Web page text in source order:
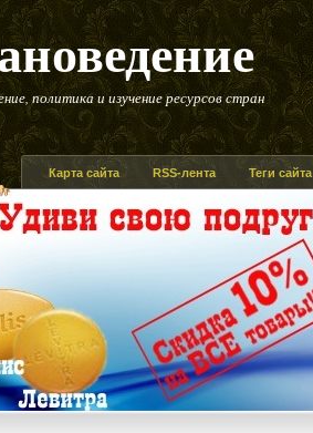
политика и изучение ресурсов стран
Карта сайта RSS-лента Теги сайта